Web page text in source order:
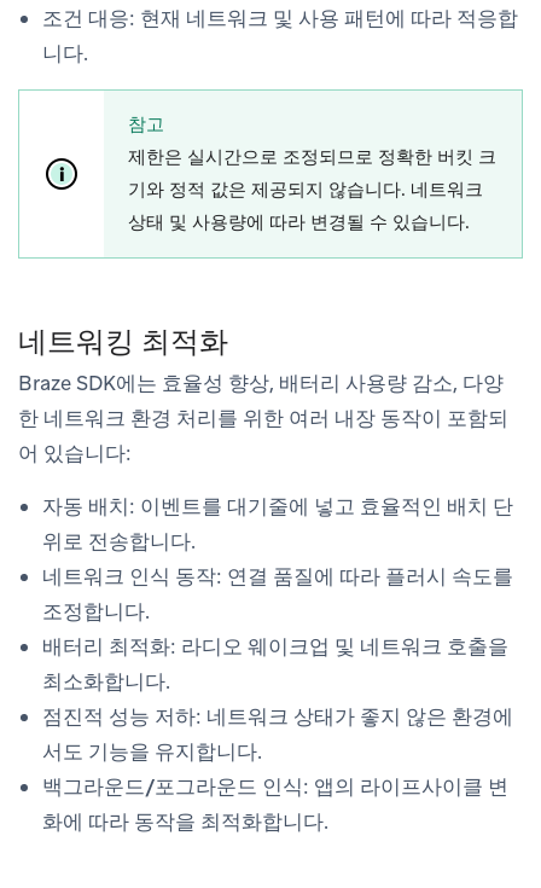
조건 대응: 현재 네트워크 및 사용 패턴에 따라 적응합
니다.
참고
제한은 실시간으로 조정되므로 정확한 버킷 크
기와 정적 값은 제공되지 않습니다. 네트워크
상태 및 사용량에 따라 변경될 수 있습니다.
네트워킹 최적화
Braze SDK에는 효율성 향상, 배터리 사용량 감소, 다양
한 네트워크 환경 처리를 위한 여러 내장 동작이 포함되
어 있습니다:
자동 배치: 이벤트를 대기줄에 넣고 효율적인 배치 단
위로 전송합니다.
네트워크 인식 동작: 연결 품질에 따라 플러시 속도를
조정합니다.
배터리 최적화: 라디오 웨이크업 및 네트워크 호출을
최소화합니다.
점진적 성능 저하: 네트워크 상태가 좋지 않은 환경에
서도 기능을 유지합니다.
백그라운드/포그라운드 인식: 앱의 라이프사이클 변
화에 따라 동작을 최적화합니다.